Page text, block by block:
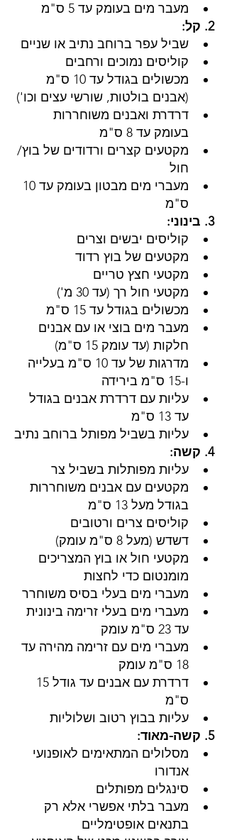
מעבר מים בעומק עד 5 ס"מ
2. קל:
שביל עפר ברוחב נתיב או שניים
קוליסים נמוכים ורחבים
מכשולים בגודל עד 10 ס"מ
(אבנים בולטות, שורשי עצים וכו')
דרדרת ואבנים משוחררות
בעומק עד 8 ס"מ
מקטעים קצרים ורדודים של בוץ/
חול
ס"מ
3. בינוני:
קוליסים יבשים וצרים
מקטעים של בוץ רדוד
מקטעי חצץ טריים
מקטעי חול רך (עד 30 מ')
מכשולים בגודל עד 15 ס"מ
מעבר מים בוצי או עם אבנים
חלקות (עד עומק 15 ס"מ)
מדרגות של עד 10 ס"מ בעלייה
ו-15 ס"מ בירידה
עליות עם דרדרת אבנים בגודל
עד 13 ס"מ
עליות בשביל מפותל ברוחב נתיב
4. קשה:
עליות מפותלות בשביל צר
מקטעים עם אבנים משוחררות
בגודל מעל 13 ס"מ
קוליסים צרים ורטובים
דשדש (מעל 8 ס"מ עומק)
מקטעי חול או בוץ המצריכים
מומנטום כדי לחצות
מעברי מים בעלי בסיס משוחרר
מעברי מים בעלי זרימה בינונית
עד 23 ס"מ עומק
מעברי מים עם זרימה מהירה עד
18 ס"מ עומק
ס"מ
עליות בבוץ רטוב ושלוליות
5. קשה-מאוד:
מסלולים המתאימים לאופנועי
אנדורו
סינגלים מפותלים
מעבר בלתי אפשרי אלא רק
בתנאים אופטימליים